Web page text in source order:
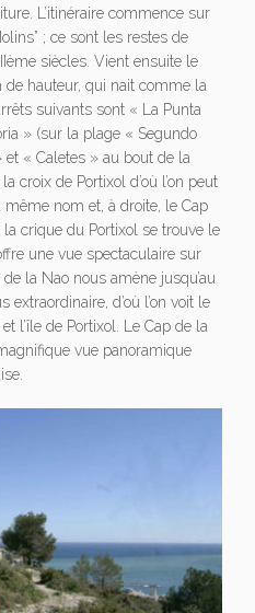
L’itinéraire commence sur
; ce sont les restes de
siècles. Vient ensuite le
de hauteur, qui nait comme la
suivants sont « La Punta
» (sur la plage « Segundo
« Caletes » au bout de la
croix de Portixol d’où l’on peut
nom et, à droite, le Cap
crique du Portixol se trouve le
une vue spectaculaire sur
la Nao nous amène jusqu’au
d’où l’on voit le
l’île de Portixol. Le Cap de la
vue panoramique